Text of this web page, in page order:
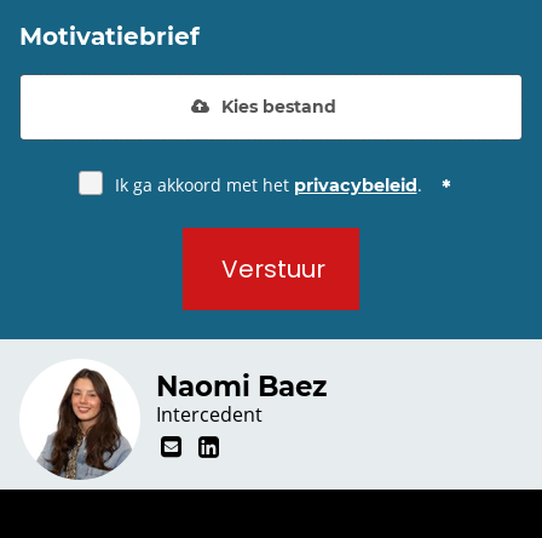
Naomi Baez
Intercedent
Motivatiebrief
Kies bestand
Ik ga akkoord met het privacybeleid .
Verstuur